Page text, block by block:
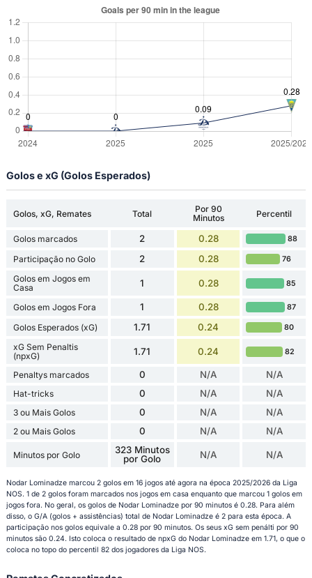
Golos e xG (Golos Esperados)
Golos, xG, Remates Total
Por 90
Minutos
Percentil
Golos marcados 2 0.28 88
Participação no Golo 2 0.28 76
Golos em Jogos em
Casa
1 0.28 85
Golos em Jogos Fora 1 0.28 87
Golos Esperados (xG) 1.71 0.24 80
xG Sem Penaltis
(npxG)
1.71 0.24 82
Penaltys marcados 0 N/A N/A
Hat-tricks 0 N/A N/A
3 ou Mais Golos 0 N/A N/A
2 ou Mais Golos 0 N/A N/A
Minutos por Golo
323 Minutos
por Golo
N/A N/A
Nodar Lominadze marcou 2 golos em 16 jogos até agora na época 2025/2026 da Liga
NOS. 1 de 2 golos foram marcados nos jogos em casa enquanto que marcou 1 golos em
jogos fora. No geral, os golos de Nodar Lominadze por 90 minutos é 0.28. Para além
disso, o G/A (golos + assistências) total de Nodar Lominadze é 2 para esta época. A
participação nos golos equivale a 0.28 por 90 minutos. Os seus xG sem penálti por 90
minutos são 0.24. Isto coloca o resultado de npxG do Nodar Lominadze em 1.71, o que o
coloca no topo do percentil 82 dos jogadores da Liga NOS.